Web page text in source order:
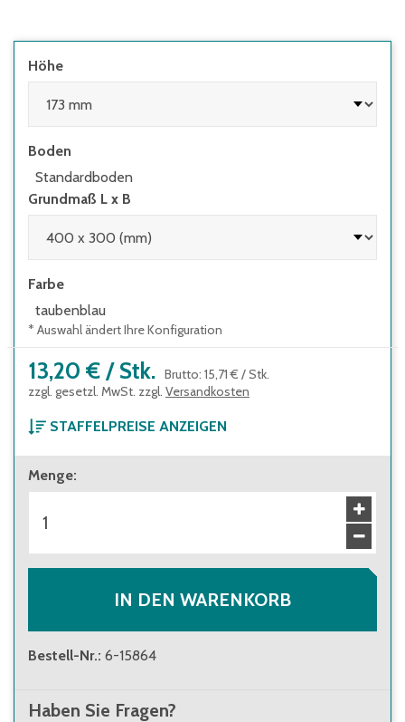
Höhe
Boden
Standardboden
Grundmaß L x B
Farbe
taubenblau
* Auswahl ändert Ihre Konfiguration
13,20 € / Stk. Brutto: 15,71 € /Stk.
zzgl. gesetzl. MwSt. zzgl. Versandkosten
STAFFELPREISE ANZEIGEN
ab 1 Stück
13,20 €
ab 240 Stück
11,20 €
Menge:
IN DEN WARENKORB
Bestell-Nr.: 6-15864
Haben Sie Fragen?